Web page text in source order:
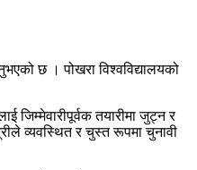
छ । पोखरा विश्वविद्यालयको
जिम्मेवारीपूर्वक तयारीमा जुट्न र
व्यवस्थित र चुस्त रूपमा चुनावी